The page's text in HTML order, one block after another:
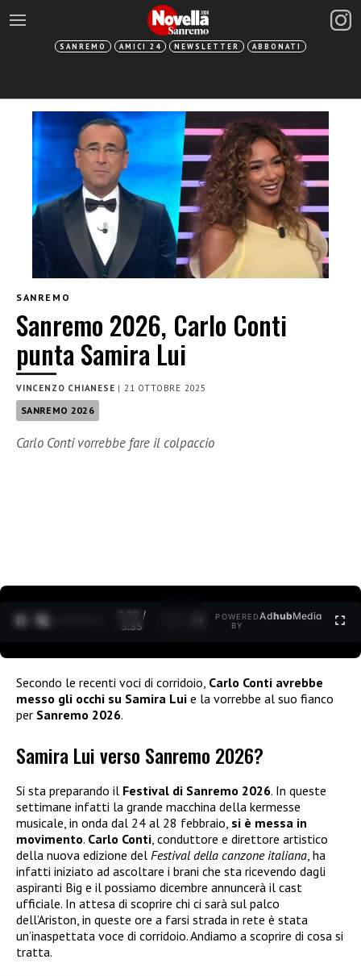
SANREMO AMICI 24 NEWSLETTER ABBONATI
SANREMO
Sanremo 2026, Carlo Conti
punta Samira Lui
VINCENZO CHIANESE |21 OTTOBRE 2025
SANREMO 2026
Carlo Conti vorrebbe fare il colpaccio
0:30 /
3:35
POWERED
BY
AdhubMedia
Secondo le recenti voci di corridoio, Carlo Conti avrebbe
messo gli occhi su Samira Lui e la vorrebbe al suo fianco
per Sanremo 2026.
Samira Lui verso Sanremo 2026?
Si sta preparando il Festival di Sanremo 2026. In queste
settimane infatti la grande macchina della kermesse
musicale, in onda dal 24 al 28 febbraio, si è messa in
movimento. Carlo Conti, conduttore e direttore artistico
della nuova edizione del Festival della canzone italiana, ha
infatti iniziato ad ascoltare i brani che sta ricevendo dagli
aspiranti Big e il possiamo dicembre annuncerà il cast
ufficiale. In attesa di scoprire chi ci sarà sul palco
dell’Ariston, in queste ore a farsi strada in rete è stata
un’inaspettata voce di corridoio. Andiamo a scoprire di cosa si
tratta.